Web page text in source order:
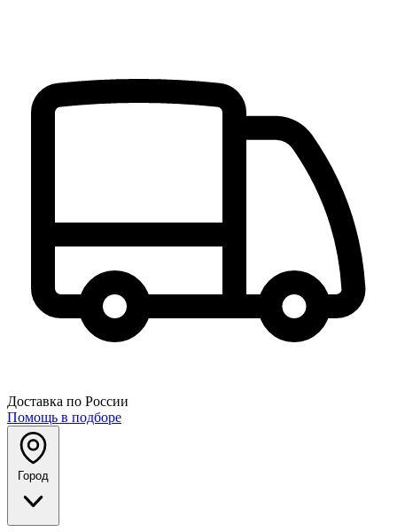
Доставка по России
Помощь в подборе
Город